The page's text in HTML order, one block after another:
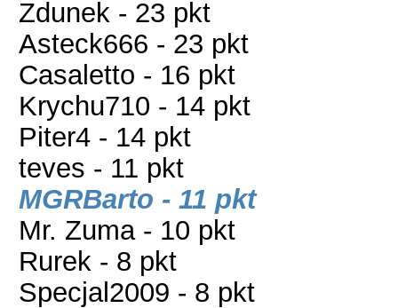
Zdunek - 23 pkt
Asteck666 - 23 pkt
Casaletto - 16 pkt
Krychu710 - 14 pkt
Piter4 - 14 pkt
teves - 11 pkt
MGRBarto - 11 pkt
Mr. Zuma - 10 pkt
Rurek - 8 pkt
Specjal2009 - 8 pkt